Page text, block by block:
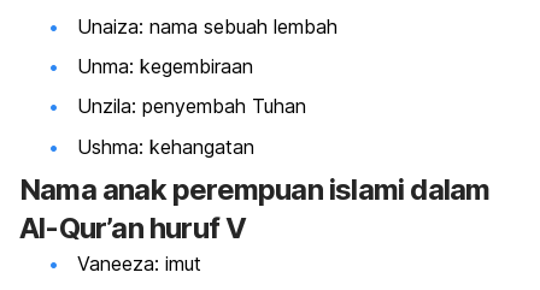
Unaiza: nama sebuah lembah
Unma: kegembiraan
Unzila: penyembah Tuhan
Ushma: kehangatan
Nama anak perempuan islami dalam
Al-Qur’an huruf V
Vaneeza: imut